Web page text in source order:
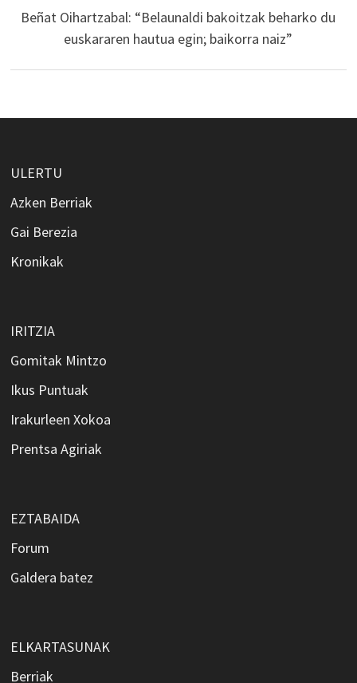
Beñat Oihartzabal: “Belaunaldi bakoitzak beharko du
euskararen hautua egin; baikorra naiz”
ULERTU
Azken Berriak
Gai Berezia
Kronikak
IRITZIA
Gomitak Mintzo
Ikus Puntuak
Irakurleen Xokoa
Prentsa Agiriak
EZTABAIDA
Forum
Galdera batez
ELKARTASUNAK
Berriak